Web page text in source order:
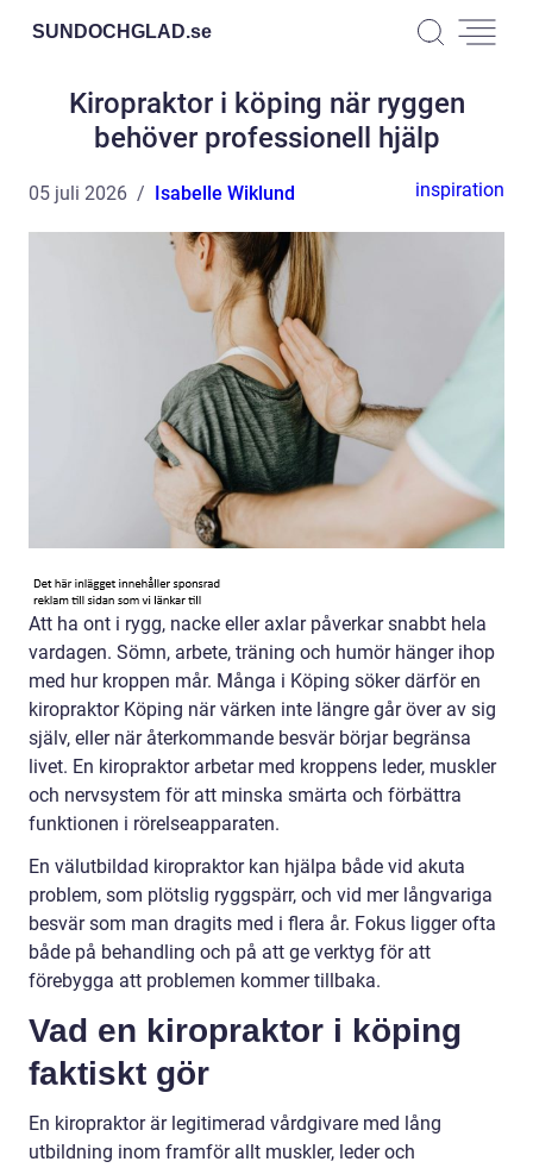
SUNDOCHGLAD.se
Kiropraktor i köping när ryggen
behöver professionell hjälp
05 juli 2026 Isabelle Wiklund inspiration
Att ha ont i rygg, nacke eller axlar påverkar snabbt hela
vardagen. Sömn, arbete, träning och humör hänger ihop
med hur kroppen mår. Många i Köping söker därför en
kiropraktor Köping när värken inte längre går över av sig
själv, eller när återkommande besvär börjar begränsa
livet. En kiropraktor arbetar med kroppens leder, muskler
och nervsystem för att minska smärta och förbättra
funktionen i rörelseapparaten.
En välutbildad kiropraktor kan hjälpa både vid akuta
problem, som plötslig ryggspärr, och vid mer långvariga
besvär som man dragits med i flera år. Fokus ligger ofta
både på behandling och på att ge verktyg för att
förebygga att problemen kommer tillbaka.
Vad en kiropraktor i köping
faktiskt gör
En kiropraktor är legitimerad vårdgivare med lång
utbildning inom framför allt muskler, leder och